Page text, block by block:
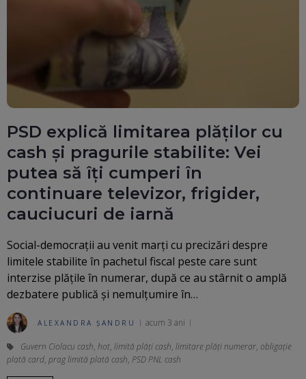
PSD explică limitarea plăților cu
cash și pragurile stabilite: Vei
putea să îți cumperi în
continuare televizor, frigider,
cauciucuri de iarnă
Social-democraţii au venit marți cu precizări despre
limitele stabilite în pachetul fiscal peste care sunt
interzise plățile în numerar, după ce au stârnit o amplă
dezbatere publică și nemulțumire în…
ALEXANDRA ȘANDRU acum 3 ani
Guvern Ciolacu cash, hot, limită plăți cash, limitare plăți numerar, obligație
plată card, prag limită plată cash, PSD PNL cash